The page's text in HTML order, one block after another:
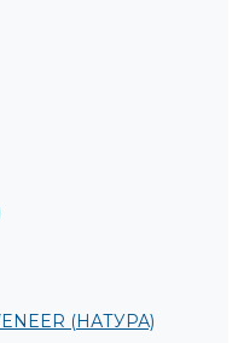
(НАТУРА)